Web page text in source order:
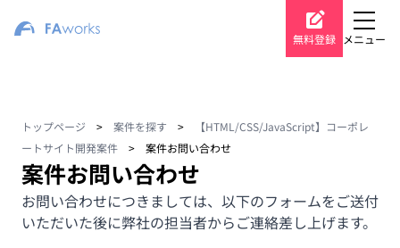
無料登録 メニュー
トップページ > 案件を探す >
【HTML/CSS/JavaScript】コーポレ
ートサイト開発案件
> 案件お問い合わせ
案件お問い合わせ
お問い合わせにつきましては、以下のフォームをご送付
いただいた後に弊社の担当者からご連絡差し上げます。